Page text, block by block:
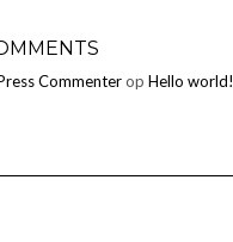
Commenterop Hello world!